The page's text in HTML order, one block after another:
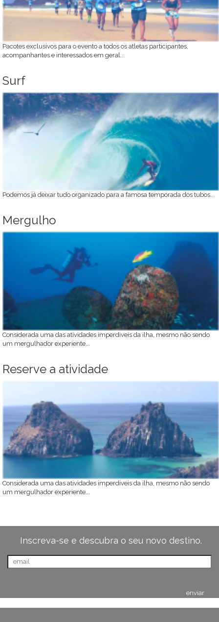
Pacotes exclusivos para o evento a todos os atletas participantes,
acompanhantes e interessados em geral...
Surf
Podemos já deixar tudo organizado para a famosa temporada dos tubos...
Mergulho
Considerada uma das atividades imperdiveis da ilha, mesmo não sendo
um mergulhador experiente...
Reserve a atividade
Considerada uma das atividades imperdiveis da ilha, mesmo não sendo
um mergulhador experiente...
Inscreva-se e descubra o seu novo destino.